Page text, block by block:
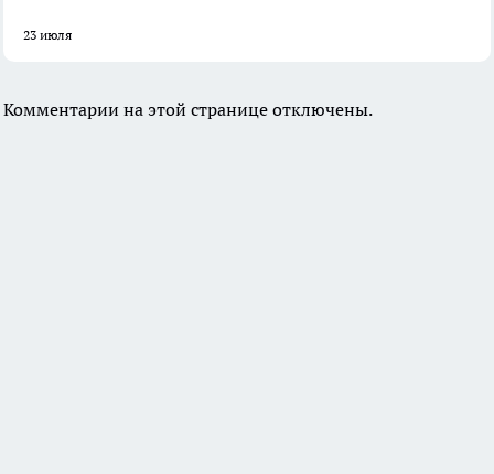
23 июля
Комментарии на этой странице отключены.